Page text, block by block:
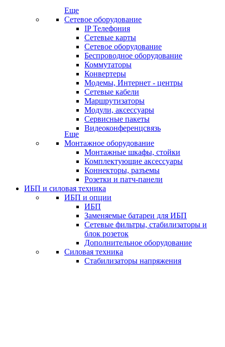
Еще
Сетевое оборудование
IP Телефония
Сетевые карты
Сетевое оборудование
Беспроводное оборудование
Коммутаторы
Конвертеры
Модемы, Интернет - центры
Сетевые кабели
Маршрутизаторы
Модули, аксессуары
Сервисные пакеты
Видеоконференцсвязь
Еще
Монтажное оборудование
Монтажные шкафы, стойки
Комплектующие аксессуары
Коннекторы, разъемы
Розетки и патч-панели
ИБП и силовая техника
ИБП и опции
ИБП
Заменяемые батареи для ИБП
Сетевые фильтры, стабилизаторы и
блок розеток
Дополнительное оборудование
Силовая техника
Стабилизаторы напряжения